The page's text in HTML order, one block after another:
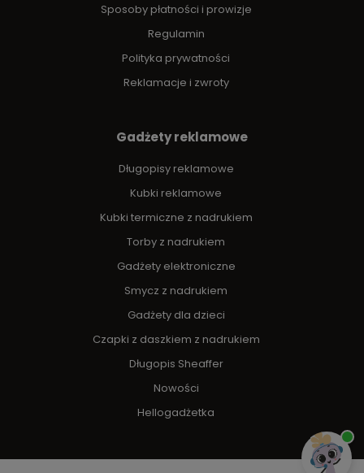
Sposoby płatności i prowizje
Regulamin
Polityka prywatności
Reklamacje i zwroty
Gadżety reklamowe
Długopisy reklamowe
Kubki reklamowe
Kubki termiczne z nadrukiem
Torby z nadrukiem
Gadżety elektroniczne
Smycz z nadrukiem
Gadżety dla dzieci
Czapki z daszkiem z nadrukiem
Długopis Sheaffer
Nowości
Hellogadżetka